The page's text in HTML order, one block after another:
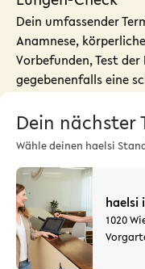
Dein umfassender
Anamnese,
Vorbefunden, Test
gegebenenfalls eine
Dein nächster
Wähle deinen haelsi
haelsi
1020